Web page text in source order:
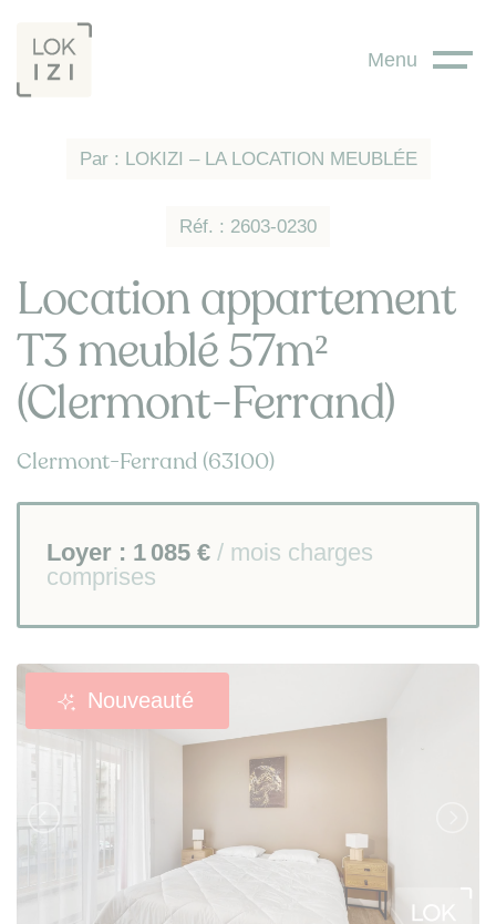
Menu
Réf. : 2603-0230
Par : LOKIZI – LA LOCATION MEUBLÉE
Location appartement
T3 meublé 57m²
(Clermont-Ferrand)
Clermont-Ferrand (63100)
Loyer : 1 085 € / mois charges
comprises
Nouveauté